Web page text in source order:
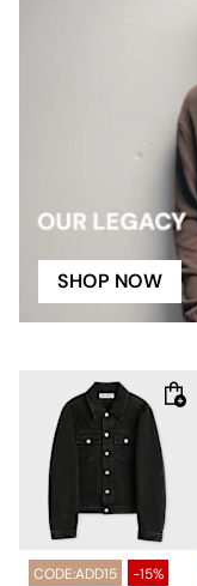
SHOP NOW
CODE:ADD15 -15%